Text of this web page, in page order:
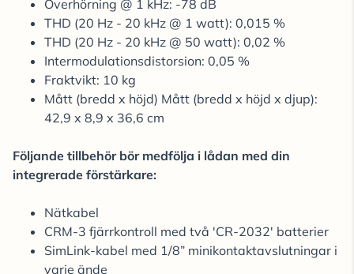
Överhörning @ 1 kHz: -78 dB
THD (20 Hz - 20 kHz @ 1 watt): 0,015 %
THD (20 Hz - 20 kHz @ 50 watt): 0,02 %
Intermodulationsdistorsion: 0,05 %
Fraktvikt: 10 kg
Mått (bredd x höjd) Mått (bredd x höjd x djup):
42,9 x 8,9 x 36,6 cm
Följande tillbehör bör medfölja i lådan med din
integrerade förstärkare:
Nätkabel
CRM-3 fjärrkontroll med två 'CR-2032' batterier
SimLink-kabel med 1/8” minikontaktavslutningar i
varje ände